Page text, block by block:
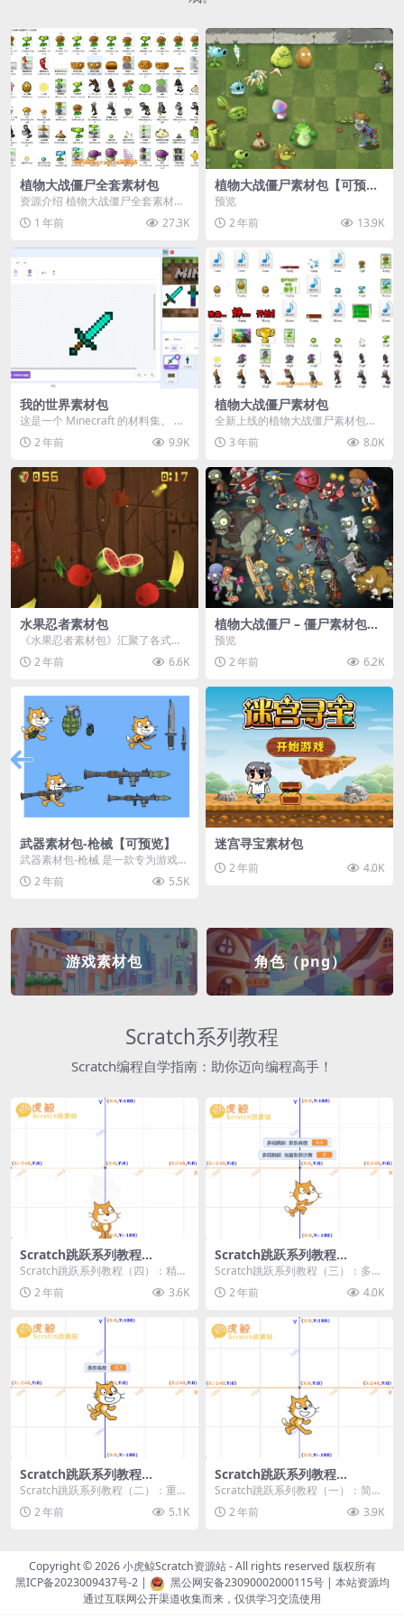
植物大战僵尸全套素材包
资源介绍 植物大战僵尸全套素材
包，包含227个丰富多样的素材，
涵盖角色、背景、动...
1 年前 27.3K
植物大战僵尸素材包【可预
览】
预览
2 年前
13.9K
我的世界素材包
这是一个 Minecraft 的材料集。 操
作方法如下： 工具 → 右箭头 怪物...
2 年前 9.9K
植物大战僵尸素材包
全新上线的植物大战僵尸素材包，
内含48个精选资源，涵盖角色、场
景、音效等多样内容...
3 年前 8.0K
水果忍者素材包
《水果忍者素材包》汇聚了各式鲜
美诱人的水果图像与清脆悦耳的切
割音效，专为追求极致...
2 年前 6.6K
植物大战僵尸 – 僵尸素材包
【可预览】
预览
2 年前
6.2K
武器素材包-枪械【可预览】
武器素材包-枪械 是一款专为游戏开
发者和创作者设计的素材包，包含
多种高质量的枪械...
2 年前 5.5K
迷宫寻宝素材包
2 年前 4.0K
游戏素材包 角色（png）
Scratch系列教程
Scratch编程自学指南：助你迈向编程高手！
Scratch跳跃系列教程
（四）：精准着陆
Scratch跳跃系列教程（四）：精准
着陆 作者：小虎鲸Scratch资源站
... 2 年前 3.6K
Scratch跳跃系列教程
（三）：多段跳跃
Scratch跳跃系列教程（三）：多段
跳跃 作者：小虎鲸Scratch资源站
连...2 年前 4.0K
Scratch跳跃系列教程
（二）：重力跳跃
Scratch跳跃系列教程（二）：重力
跳跃 作者：小虎鲸Scratch资源站
按...2 年前 5.1K
Scratch跳跃系列教程
（一）：简单跳跃
Scratch跳跃系列教程（一）：简单
跳跃 作者：小虎鲸Scratch资源站
按...2 年前 3.9K
Copyright © 2026小虎鲸Scratch资源站- All rights reserved 版权所有
黑ICP备2023009437号-2| 黑公网安备23090002000115号| 本站资源均
通过互联网公开渠道收集而来，仅供学习交流使用